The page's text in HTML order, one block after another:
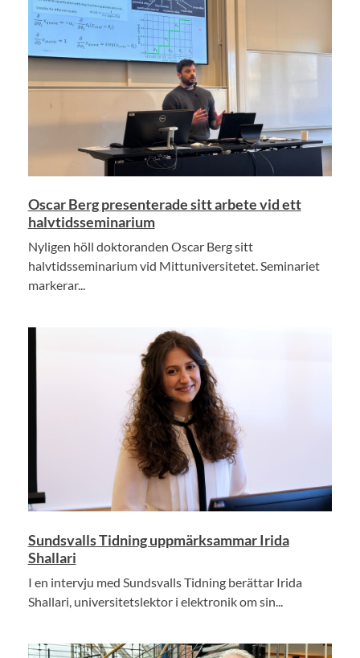
Oscar Berg presenterade sitt arbete vid ett
halvtidsseminarium
Nyligen höll doktoranden Oscar Berg sitt
halvtidsseminarium vid Mittuniversitetet. Seminariet
markerar...
Sundsvalls Tidning uppmärksammar Irida
Shallari
I en intervju med Sundsvalls Tidning berättar Irida
Shallari, universitetslektor i elektronik om sin...